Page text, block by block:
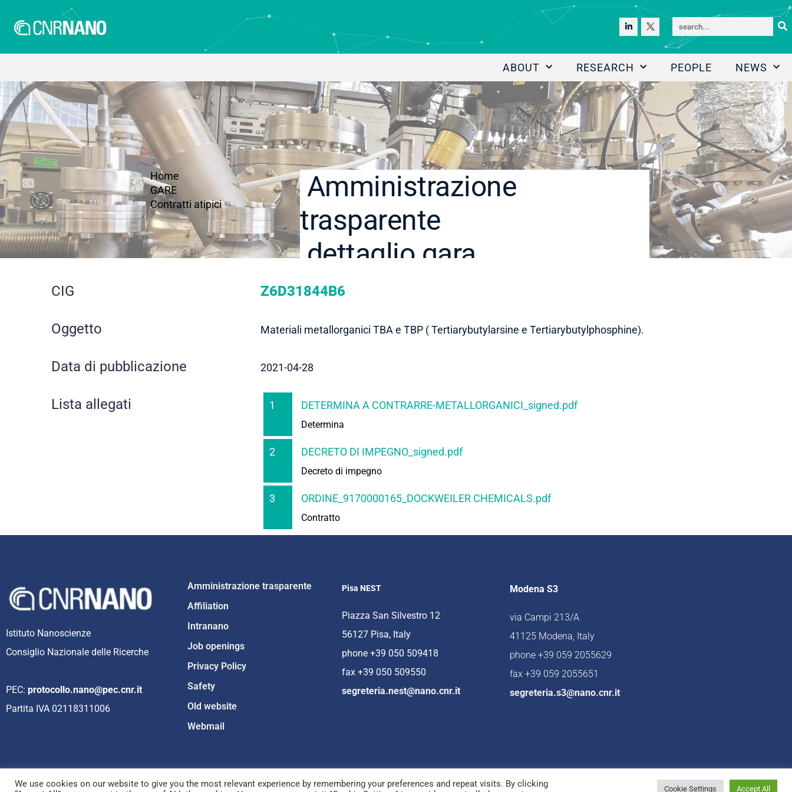
ABOUT RESEARCH PEOPLE NEWS
Home
GARE
Contratti atipici
Amministrazione
trasparente
dettaglio gara
CIG Z6D31844B6
Oggetto Materiali metallorganici TBA e TBP ( Tertiarybutylarsine e Tertiarybutylphosphine).
Data di pubblicazione 2021-04-28
Lista allegati 1 DETERMINA A CONTRARRE-METALLORGANICI_signed.pdf
Determina
2 DECRETO DI IMPEGNO_signed.pdf
Decreto di impegno
3 ORDINE_9170000165_DOCKWEILER CHEMICALS.pdf
Contratto
Istituto Nanoscienze
Consiglio Nazionale delle Ricerche
PEC: protocollo.nano@pec.cnr.it
Partita IVA 02118311006
Amministrazione trasparente
Affiliation
Intranano
Job openings
Privacy Policy
Safety
Old website
Webmail
Pisa NEST
Piazza San Silvestro 12
56127 Pisa, Italy
phone +39 050 509418
fax +39 050 509550
segreteria.nest@nano.cnr.it
Modena S3
via Campi 213/A
41125 Modena, Italy
phone +39 059 2055629
fax +39 059 2055651
segreteria.s3@nano.cnr.it
We use cookies on our website to give you the most relevant experience by remembering your preferences and repeat visits. By clicking
Cookie Settings Accept All